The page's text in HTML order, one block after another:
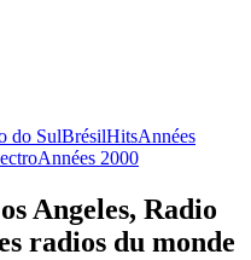
do SulBrésilHitsAnnées
Années 2000
Angeles, Radio
radios du monde